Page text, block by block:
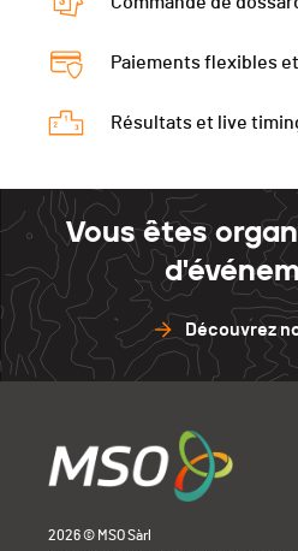
Paiements flexibles
Résultats et live
Vous êtes
Découvrez
2026 © MSO Sàrl